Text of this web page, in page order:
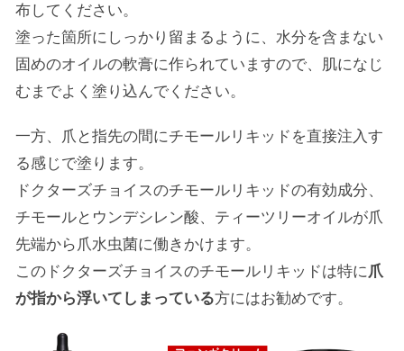
布してください。
塗った箇所にしっかり留まるように、水分を含まない
固めのオイルの軟膏に作られていますので、肌になじ
むまでよく塗り込んでください。
一方、爪と指先の間にチモールリキッドを直接注入す
る感じで塗ります。
ドクターズチョイスのチモールリキッドの有効成分、
チモールとウンデシレン酸、ティーツリーオイルが爪
先端から爪水虫菌に働きかけます。
このドクターズチョイスのチモールリキッドは特に 爪
が指から浮いてしまっている方にはお勧めです。